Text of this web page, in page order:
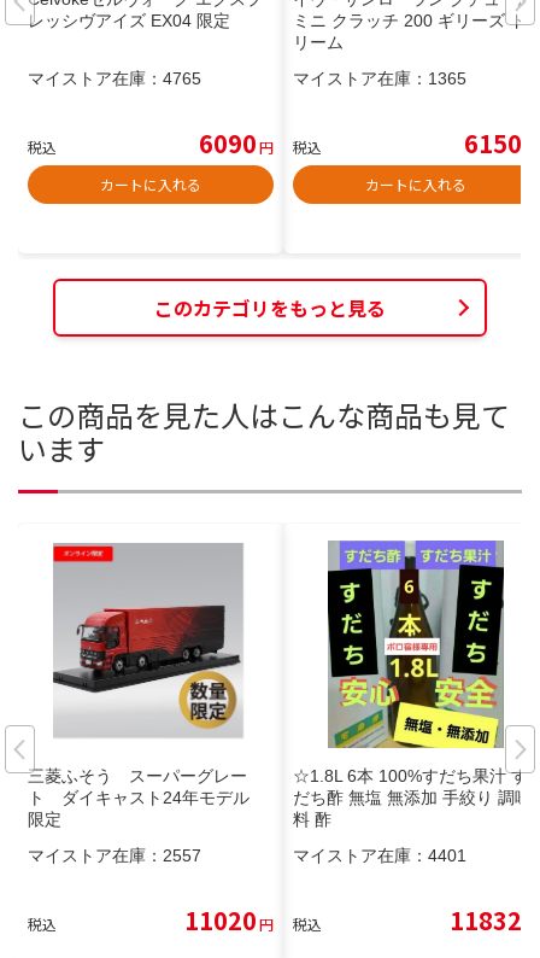
レッシヴアイズ EX04 限定
マイストア在庫： 4765
税込 6090円
カートに入れる
ミニ クラッチ 200 ギリーズ ド
リーム
マイストア在庫： 1365
税込 6150
カートに入れる
このカテゴリをもっと見る
この商品を見た人はこんな商品も見て
います
三菱ふそう スーパーグレー
ト ダイキャスト24年モデル
限定
マイストア在庫： 2557
税込 11020円
☆1.8L 6本 100%すだち果汁 す
だち酢 無塩 無添加 手絞り 調味
料 酢
マイストア在庫： 4401
税込 11832